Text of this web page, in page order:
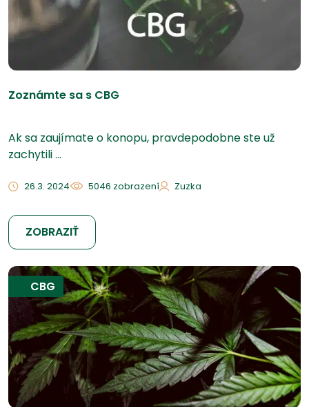
Zoznámte sa s CBG
Ak sa zaujímate o konopu, pravdepodobne ste už
zachytili ...
26.3. 2024 5046 zobrazení Zuzka
ZOBRAZIŤ
CBG